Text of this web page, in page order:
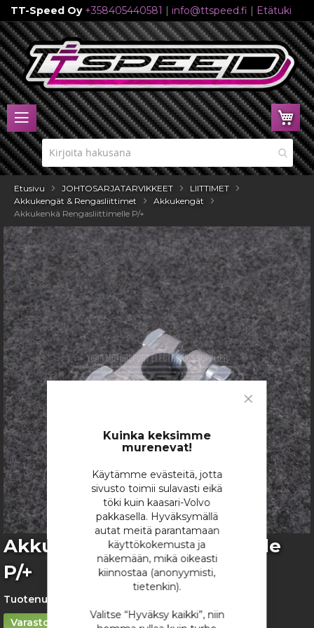
Close
Cookie
Kuinka keksimme
murenevat!
Käytämme evästeitä, jotta
sivusto toimii sulavasti eikä
töki kuin kaasari-Volvo
pakkasella. Hyväksymällä
autat meitä parantamaan
käyttökokemusta ja
näkemään, mikä oikeasti
kiinnostaa (anonyymisti,
tietenkin).
Valitse “Hyväksy kaikki”, niin
TT-Speed Oy +358405440581 | info@ttspeed.fi | Etätuki
Skip
to
Content
Etusivu JOHTOSARJATARVIKKEET
LIITTIMET
Akkukengät & Rengasliittimet
Akkukengät
Akkukenkä Rengasliittimelle P/+
Skip
to
the
end
of
the
images
gallery
Skip
to
the
beginning
of
images
Akkukenkä Rengasliittimelle
P/+
Tuotenumero:
Varastossa